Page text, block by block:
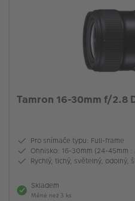
Tamron 16-30mm f/2.8
Pro snímače typu: Full-frame
Ohnisko: 16-30mm (24-45mm :
Rychlý, tichý, světelný, odolný,
Skladem
Méně než 3 ks